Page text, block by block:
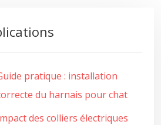
pratique : installation
du harnais pour chat
des colliers électriques